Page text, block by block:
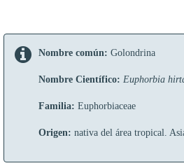
Nombre común: Golondrina
Nombre Científico: Euphorbia
Familia: Euphorbiaceae
Origen: nativa del área tropical.